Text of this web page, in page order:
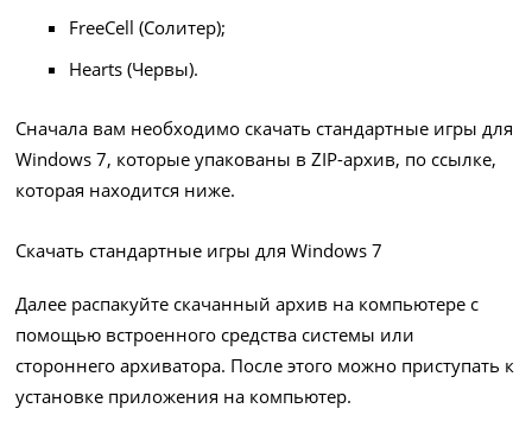
FreeCell (Солитер);
Hearts (Червы).
Сначала вам необходимо скачать стандартные игры для
Windows 7, которые упакованы в ZIP-архив, по ссылке,
которая находится ниже.
Скачать стандартные игры для Windows 7
Далее распакуйте скачанный архив на компьютере с
помощью встроенного средства системы или
стороннего архиватора. После этого можно приступать к
установке приложения на компьютер.